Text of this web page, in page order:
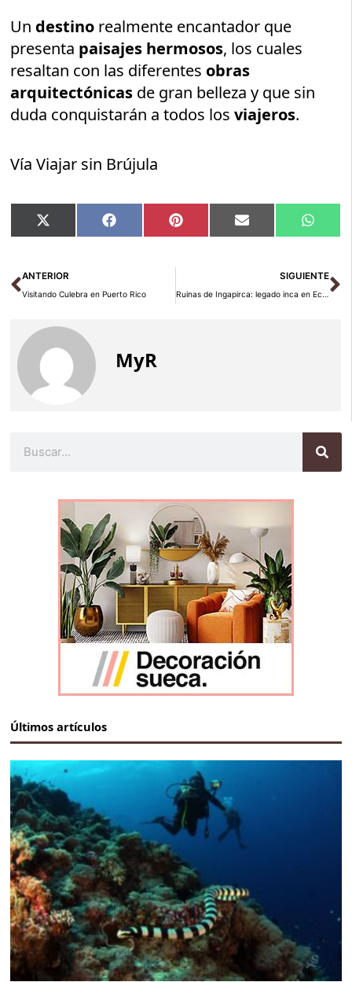
Un destino realmente encantador que
presenta paisajes hermosos, los cuales
resaltan con las diferentes obras
arquitectónicas de gran belleza y que sin
duda conquistarán a todos losviajeros.
Vía Viajar sin Brújula
Compartir
en
X
(Twitter)
Compartir
en
Facebook Compartir
en
Pinterest Compartir
en
Email
en
Ant
ANTERIOR
Visitando Culebra en Puerto Rico
SIGUIENTE
Ruinas de Ingapirca: legado inca en Ecuador
MyR
Últimos artículos